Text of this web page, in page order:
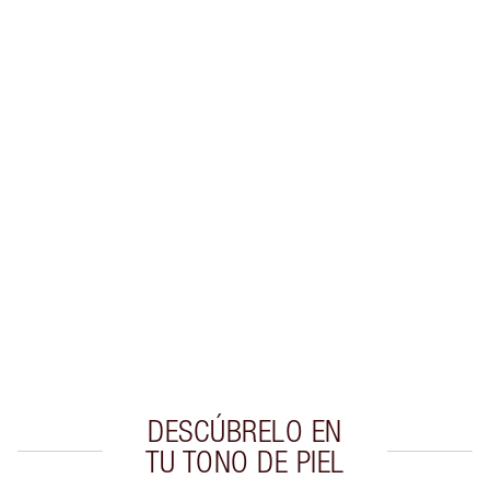
DESCÚBRELO EN
TU TONO DE PIEL